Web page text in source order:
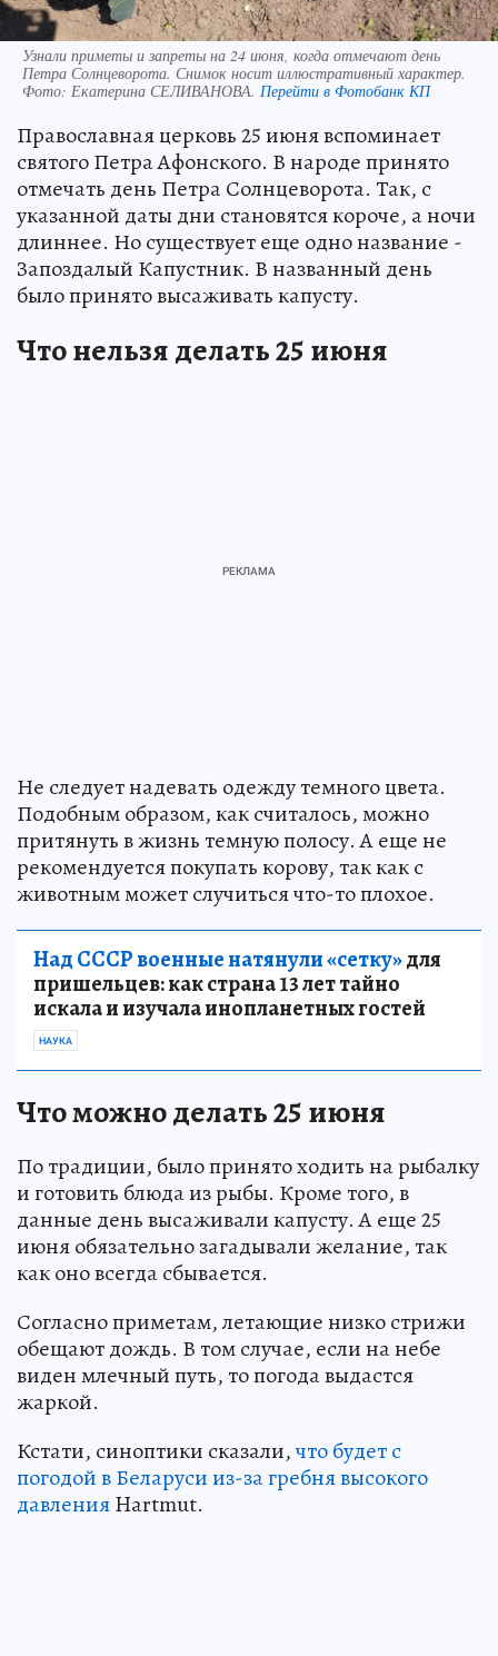
Узнали приметы и запреты на 24 июня, когда отмечают день
Петра Солнцеворота. Снимок носит иллюстративный характер.
Фото: Екатерина СЕЛИВАНОВА. Перейти в Фотобанк КП
Православная церковь 25 июня вспоминает
святого Петра Афонского. В народе принято
отмечать день Петра Солнцеворота. Так, с
указанной даты дни становятся короче, а ночи
длиннее. Но существует еще одно название -
Запоздалый Капустник. В названный день
было принято высаживать капусту.
Что нельзя делать 25 июня
Не следует надевать одежду темного цвета.
Подобным образом, как считалось, можно
притянуть в жизнь темную полосу. А еще не
рекомендуется покупать корову, так как с
животным может случиться что-то плохое.
Над СССР военные натянули «сетку»для
пришельцев: как страна 13 лет тайно
искала и изучала инопланетных гостей
НАУКА
Что можно делать 25 июня
По традиции, было принято ходить на рыбалку
и готовить блюда из рыбы. Кроме того, в
данные день высаживали капусту. А еще 25
июня обязательно загадывали желание, так
как оно всегда сбывается.
Согласно приметам, летающие низко стрижи
обещают дождь. В том случае, если на небе
виден млечный путь, то погода выдастся
жаркой.
Кстати, синоптики сказали,что будет с
погодой в Беларуси из-за гребня высокого
давленияHartmut.